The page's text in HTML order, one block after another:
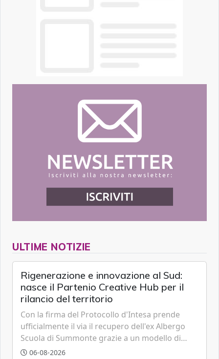
ULTIME NOTIZIE
Rigenerazione e innovazione al Sud:
nasce il Partenio Creative Hub per il
rilancio del territorio
Con la firma del Protocollo d'Intesa prende
ufficialmente il via il recupero dell'ex Albergo
Scuola di Summonte grazie a un modello di
partenariato pubblico-privato e a una rete di
06-08-2026